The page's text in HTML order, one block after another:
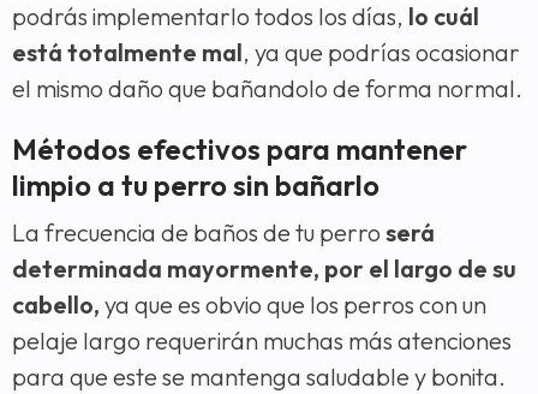
podrás implementarlo todos los días, lo cuál
está totalmente mal, ya que podrías ocasionar
el mismo daño que bañandolo de forma normal.
Métodos efectivos para mantener
limpio a tu perro sin bañarlo
La frecuencia de baños de tu perro será
determinada mayormente, por el largo de su
cabello, ya que es obvio que los perros con un
pelaje largo requerirán muchas más atenciones
para que este se mantenga saludable y bonita.